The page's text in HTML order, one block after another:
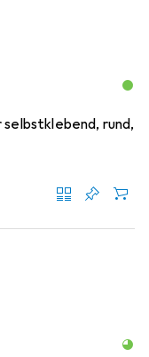
rund,